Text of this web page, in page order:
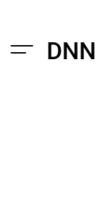
Menu